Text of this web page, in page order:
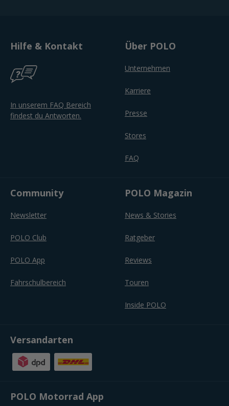
Hilfe & Kontakt
In unserem FAQ Bereich
findest du Antworten.
Über POLO
Unternehmen
Karriere
Presse
Stores
FAQ
Community
Newsletter
POLO Club
POLO App
Fahrschulbereich
POLO Magazin
News & Stories
Ratgeber
Reviews
Touren
Inside POLO
Versandarten
POLO Motorrad App